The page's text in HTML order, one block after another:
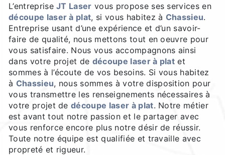
L’entrepriseJT Laser vous propose ses services en
découpe laser à plat, si vous habitez à Chassieu.
Entreprise usant d’une expérience et d’un savoir-
faire de qualité, nous mettons tout en oeuvre pour
vous satisfaire. Nous vous accompagnons ainsi
dans votre projet de découpe laser à plat et
sommes à l’écoute de vos besoins. Si vous habitez
à Chassieu, nous sommes à votre disposition pour
vous transmettre les renseignements nécessaires à
votre projet dedécoupe laser à plat. Notre métier
est avant tout notre passion et le partager avec
vous renforce encore plus notre désir de réussir.
Toute notre équipe est qualifiée et travaille avec
propreté et rigueur.